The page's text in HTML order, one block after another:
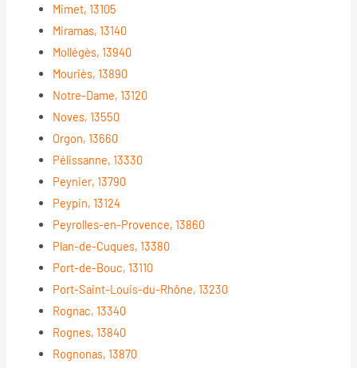
Mimet, 13105
Miramas, 13140
Mollégès, 13940
Mouriès, 13890
Notre-Dame, 13120
Noves, 13550
Orgon, 13660
Pélissanne, 13330
Peynier, 13790
Peypin, 13124
Peyrolles-en-Provence, 13860
Plan-de-Cuques, 13380
Port-de-Bouc, 13110
Port-Saint-Louis-du-Rhône, 13230
Rognac, 13340
Rognes, 13840
Rognonas, 13870